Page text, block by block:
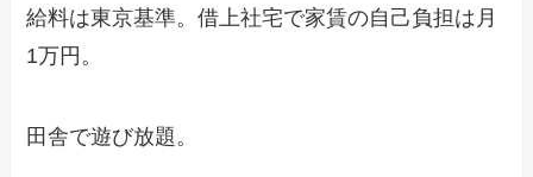
給料は東京基準。借上社宅で家賃の自己負担は月
1万円。
田舎で遊び放題。